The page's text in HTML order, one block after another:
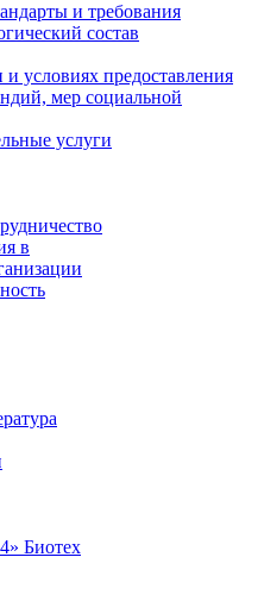
и требования
состав
условиях предоставления
мер социальной
услуги
в
Биотех